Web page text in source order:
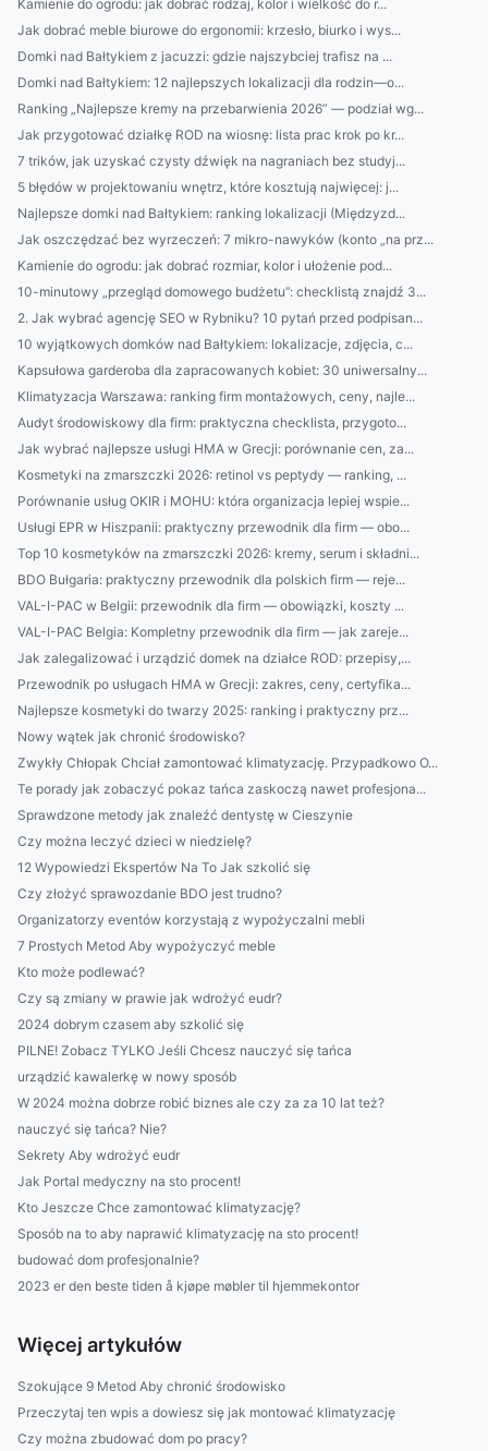
Kamienie do ogrodu: jak dobrać rodzaj, kolor i wielkość do r...
Jak dobrać meble biurowe do ergonomii: krzesło, biurko i wys...
Domki nad Bałtykiem z jacuzzi: gdzie najszybciej trafisz na ...
Domki nad Bałtykiem: 12 najlepszych lokalizacji dla rodzin—o...
Ranking „Najlepsze kremy na przebarwienia 2026” — podział wg...
Jak przygotować działkę ROD na wiosnę: lista prac krok po kr...
7 trików, jak uzyskać czysty dźwięk na nagraniach bez studyj...
5 błędów w projektowaniu wnętrz, które kosztują najwięcej: j...
Najlepsze domki nad Bałtykiem: ranking lokalizacji (Międzyzd...
Jak oszczędzać bez wyrzeczeń: 7 mikro-nawyków (konto „na prz...
Kamienie do ogrodu: jak dobrać rozmiar, kolor i ułożenie pod...
10-minutowy „przegląd domowego budżetu”: checklistą znajdź 3...
2. Jak wybrać agencję SEO w Rybniku? 10 pytań przed podpisan...
10 wyjątkowych domków nad Bałtykiem: lokalizacje, zdjęcia, c...
Kapsułowa garderoba dla zapracowanych kobiet: 30 uniwersalny...
Klimatyzacja Warszawa: ranking firm montażowych, ceny, najle...
Audyt środowiskowy dla firm: praktyczna checklista, przygoto...
Jak wybrać najlepsze usługi HMA w Grecji: porównanie cen, za...
Kosmetyki na zmarszczki 2026: retinol vs peptydy — ranking, ...
Porównanie usług OKIR i MOHU: która organizacja lepiej wspie...
Usługi EPR w Hiszpanii: praktyczny przewodnik dla firm — obo...
Top 10 kosmetyków na zmarszczki 2026: kremy, serum i składni...
BDO Bułgaria: praktyczny przewodnik dla polskich firm — reje...
VAL-I-PAC w Belgii: przewodnik dla firm — obowiązki, koszty ...
VAL-I-PAC Belgia: Kompletny przewodnik dla firm — jak zareje...
Jak zalegalizować i urządzić domek na działce ROD: przepisy,...
Przewodnik po usługach HMA w Grecji: zakres, ceny, certyfika...
Najlepsze kosmetyki do twarzy 2025: ranking i praktyczny prz...
Nowy wątek jak chronić środowisko?
Zwykły Chłopak Chciał zamontować klimatyzację. Przypadkowo O...
Te porady jak zobaczyć pokaz tańca zaskoczą nawet profesjona...
Sprawdzone metody jak znaleźć dentystę w Cieszynie
Czy można leczyć dzieci w niedzielę?
12 Wypowiedzi Ekspertów Na To Jak szkolić się
Czy złożyć sprawozdanie BDO jest trudno?
Organizatorzy eventów korzystają z wypożyczalni mebli
7 Prostych Metod Aby wypożyczyć meble
Kto może podlewać?
Czy są zmiany w prawie jak wdrożyć eudr?
2024 dobrym czasem aby szkolić się
PILNE! Zobacz TYLKO Jeśli Chcesz nauczyć się tańca
urządzić kawalerkę w nowy sposób
W 2024 można dobrze robić biznes ale czy za za 10 lat też?
nauczyć się tańca? Nie?
Sekrety Aby wdrożyć eudr
Jak Portal medyczny na sto procent!
Kto Jeszcze Chce zamontować klimatyzację?
Sposób na to aby naprawić klimatyzację na sto procent!
budować dom profesjonalnie?
2023 er den beste tiden å kjøpe møbler til hjemmekontor
Więcej artykułów
Szokujące 9 Metod Aby chronić środowisko
Przeczytaj ten wpis a dowiesz się jak montować klimatyzację
Czy można zbudować dom po pracy?